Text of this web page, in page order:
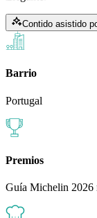
Contido asistido
Barrio
Portugal
Premios
Guía Michelin 2026